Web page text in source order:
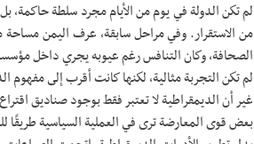
لم تكن الدولة في يوم من الأيام مجرد سلطة
من الاستقرار. وفي مراحل سابقة، عرف اليمن
الصحافة، وكان التنافس رغم عيوبه يجري داخل
لم تكن التجربة مثالية، لكنها كانت أقرب إلى مفهوم
غير أن الديمقراطية لا تعتبر فقط بوجود صناديق
بعض قوى المعارضة ترى في العملية السياسية طريقًا